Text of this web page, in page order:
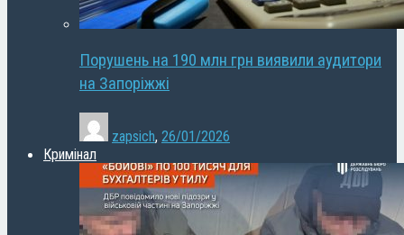
Порушень на 190 млн грн виявили аудитори
на Запоріжжі
zapsich, 26/01/2026
Кримінал